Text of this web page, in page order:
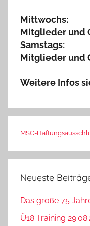
Mittwochs:
Mitglieder und
Samstags:
Mitglieder und
Weitere Infos
MSC-
Neueste
Das große 75
Ü18 Training